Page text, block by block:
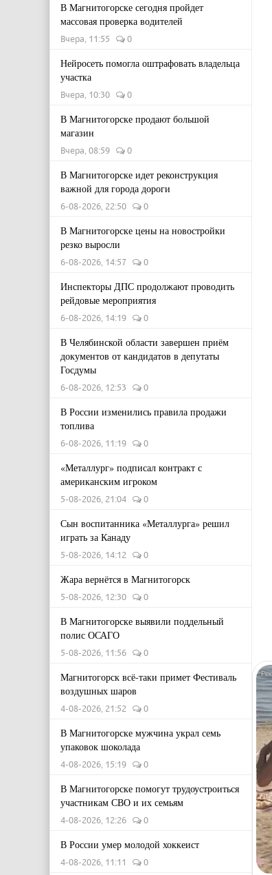
В Магнитогорске сегодня пройдет
массовая проверка водителей
Вчера, 11:55 0
Нейросеть помогла оштрафовать владельца
участка
Вчера, 10:30 0
В Магнитогорске продают большой
магазин
Вчера, 08:59 0
В Магнитогорске идет реконструкция
важной для города дороги
6-08-2026, 22:50 0
В Магнитогорске цены на новостройки
резко выросли
6-08-2026, 14:57 0
Инспекторы ДПС продолжают проводить
рейдовые мероприятия
6-08-2026, 14:19 0
В Челябинской области завершен приём
документов от кандидатов в депутаты
Госдумы
6-08-2026, 12:53 0
В России изменились правила продажи
топлива
6-08-2026, 11:19 0
«Металлург» подписал контракт с
американским игроком
5-08-2026, 21:04 0
Сын воспитанника «Металлурга» решил
играть за Канаду
5-08-2026, 14:12 0
Жара вернётся в Магнитогорск
5-08-2026, 12:30 0
В Магнитогорске выявили поддельный
полис ОСАГО
5-08-2026, 11:56 0
Магнитогорск всё-таки примет Фестиваль
воздушных шаров
4-08-2026, 21:52 0
В Магнитогорске мужчина украл семь
упаковок шоколада
4-08-2026, 15:19 0
В Магнитогорске помогут трудоустроиться
участникам СВО и их семьям
4-08-2026, 12:26 0
В России умер молодой хоккеист
4-08-2026, 11:11 0